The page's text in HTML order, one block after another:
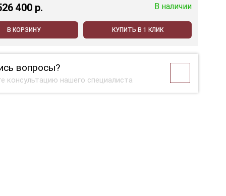
400 p. В наличии
В КОРЗИНУ КУПИТЬ В 1 КЛИК
вопросы?
консультацию нашего специалиста